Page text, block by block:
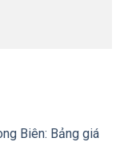
Biên: Bảng giá